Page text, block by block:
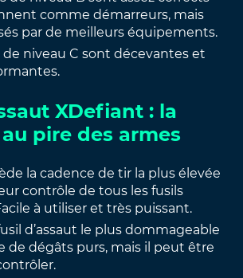
comme démarreurs, mais
par de meilleurs équipements.
de niveau C sont décevantes et
XDefiant : la
pire des armes
la cadence de tir la plus élevée
contrôle de tous les fusils
à utiliser et très puissant.
d’assaut le plus dommageable
de dégâts purs, mais il peut être